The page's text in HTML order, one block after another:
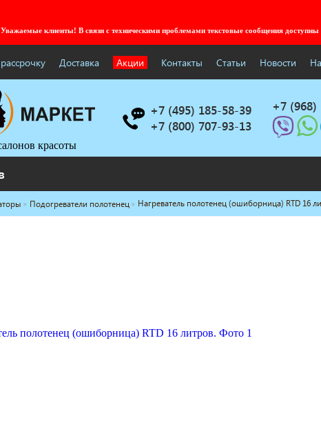
Уважаемые клиенты! В связи с техническими проблемами текстовые сообщения
Доставка Акции Контакты Статьи Новости
красоты
+7 (495) 185-58-39
+7 (800) 707-93-13
+7 (968)
оборудование
барбершопа
визажистов
нейл-бара
Подогреватели полотенец Нагреватель полотенец (ошиборница) RTD 16